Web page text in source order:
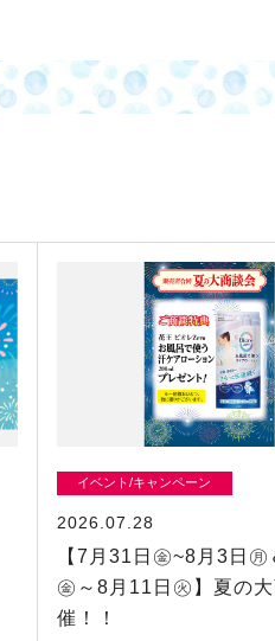
イベント/キャンペーン
2026.07.28
【7月31日㊎~8月3日㊊
㊎～8月11日㊋】夏の
催！！